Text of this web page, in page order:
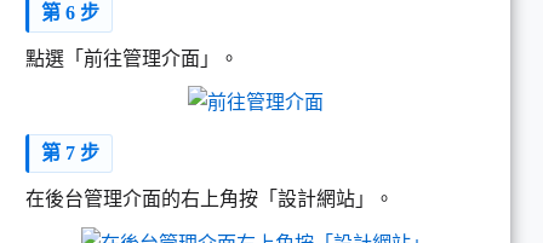
第 6 步
點選「前往管理介面」。
第 7 步
在後台管理介面的右上角按「設計網站」。